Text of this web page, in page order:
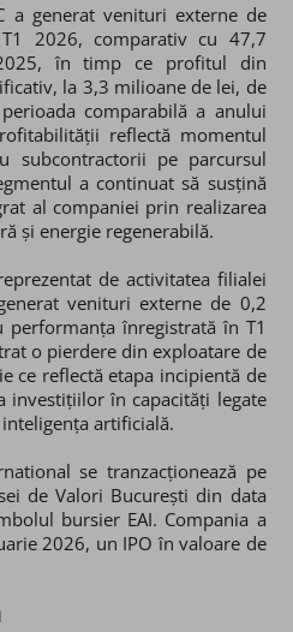
a generat venituri externe de
2026, comparativ cu 47,7
în timp ce profitul din
la 3,3 milioane de lei, de
comparabilă a anului
reflectă momentul
subcontractorii pe parcursul
a continuat să susțină
al companiei prin realizarea
și energie regenerabilă.
de activitatea filialei
venituri externe de 0,2
înregistrată în T1
o pierdere din exploatare de
ce reflectă etapa incipientă de
investițiilor în capacități legate
artificială.
se tranzacționează pe
de Valori București din data
bursier EAI. Compania a
2026, un IPO în valoare de